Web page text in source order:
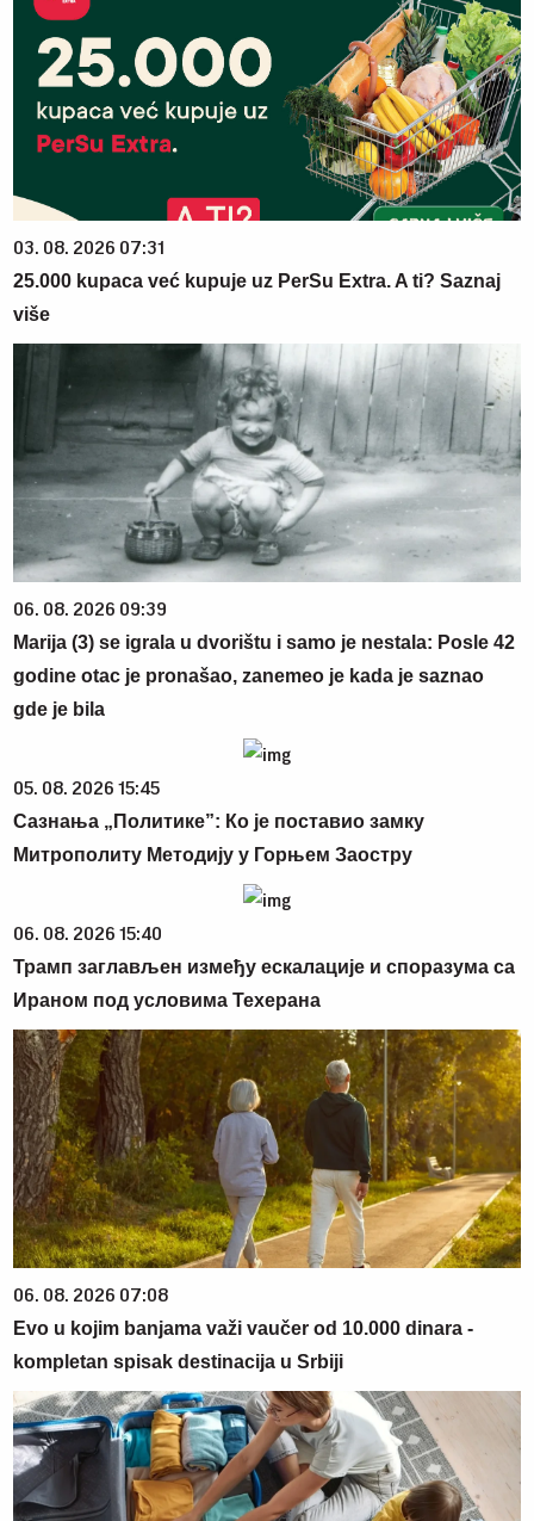
03. 08. 2026 07:31
25.000 kupaca već kupuje uz PerSu Extra. A ti? Saznaj
više
06. 08. 2026 09:39
Marija (3) se igrala u dvorištu i samo je nestala: Posle 42
godine otac je pronašao, zanemeo je kada je saznao
gde je bila
05. 08. 2026 15:45
Сазнања „Политике”: Ко је поставио замку
Митрополиту Методију у Горњем Заостру
06. 08. 2026 15:40
Трамп заглављен између ескалације и споразума са
Ираном под условима Техерана
06. 08. 2026 07:08
Evo u kojim banjama važi vaučer od 10.000 dinara -
kompletan spisak destinacija u Srbiji